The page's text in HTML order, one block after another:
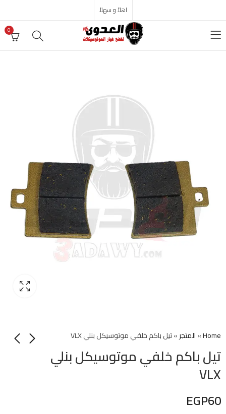
اهلاً و سهلاً
0
Home
»المتجر»تيل باكم خلفي موتوسيكل بنلي VLX
تيل باكم خلفي موتوسيكل بنلي
VLX
EGP60